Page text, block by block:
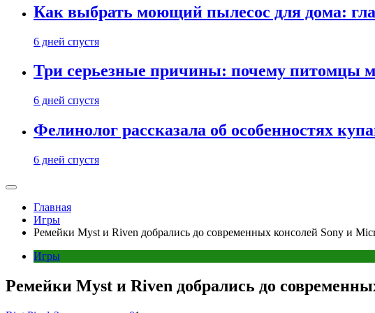
Как выбрать моющий пылесос для дома:
6 дней спустя
Три серьезные причины: почему питомцы
6 дней спустя
Фелинолог рассказала об особенностях
6 дней спустя
Главная
Игры
Ремейки Myst и Riven добрались до современных консолей Sony и
Игры
Ремейки Myst и Riven добрались до